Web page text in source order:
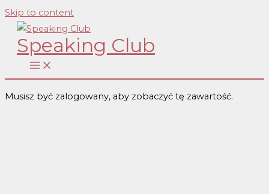
Skip to content
Speaking Club
Musisz być zalogowany, aby zobaczyć tę zawartość.